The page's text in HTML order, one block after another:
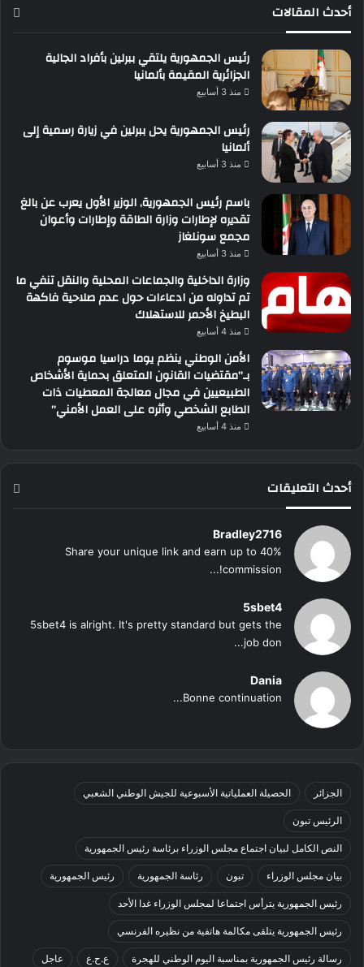
أحدث المقالات
رئيس الجمهورية يلتقي ببرلين بأفراد الجالية
الجزائرية المقيمة بألمانيا
منذ 3 أسابيع
رئيس الجمهورية يحل ببرلين في زيارة رسمية إلى
ألمانيا
منذ 3 أسابيع
باسم رئيس الجمهورية, الوزير الأول يعرب عن بالغ
تقديره لإطارات وزارة الطاقة وإطارات وأعوان
مجمع سونلغاز
منذ 3 أسابيع
وزارة الداخلية والجماعات المحلية والنقل تنفي ما
تم تداوله من ادعاءات حول عدم صلاحية فاكهة
البطيخ الأحمر للاستهلاك
منذ 4 أسابيع
الأمن الوطني ينظم يوما دراسيا موسوم
بـ”مقتضيات القانون المتعلق بحماية الأشخاص
الطبيعيين في مجال معالجة المعطيات ذات
الطابع الشخصي وأثره على العمل الأمني”
منذ 4 أسابيع
أحدث التعليقات
Bradley2716
Share your unique link and earn up to 40%
commission!...
5sbet4
5sbet4 is alright. It's pretty standard but gets the
job don...
Dania
Bonne continuation...
الجزائر الحصيلة العملياتية الأسبوعية للجيش الوطني الشعبي
الرئيس تبون
النص الكامل لبيان اجتماع مجلس الوزراء برئاسة رئيس الجمهورية
بيان مجلس الوزراء تبون رئاسة الجمهورية رئيس الجمهورية
رئيس الجمهورية يترأس اجتماعا لمجلس الوزراء غدا الأحد
رئيس الجمهورية يتلقى مكالمة هاتفية من نظيره الفرنسي
رسالة رئيس الجمهورية بمناسبة اليوم الوطني للهجرة ع.ح.ع عاجل